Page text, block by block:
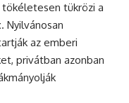
tökéletesen tükrözi a
. Nyilvánosan
az emberi
privátban azonban